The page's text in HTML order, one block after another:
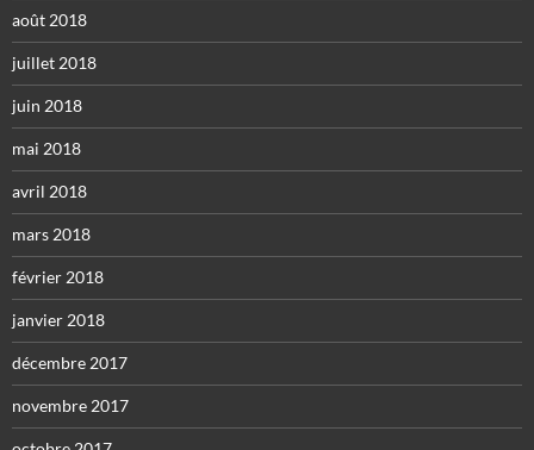
août 2018
juillet 2018
juin 2018
mai 2018
avril 2018
mars 2018
février 2018
janvier 2018
décembre 2017
novembre 2017